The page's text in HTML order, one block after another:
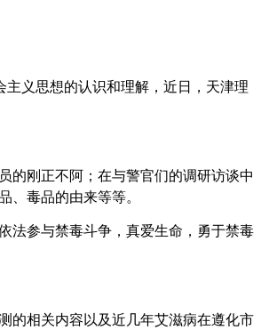
义思想的认识和理解，近日，天津理
刚正不阿；在与警官们的调研访谈中
毒品的由来等等。
参与禁毒斗争，真爱生命，勇于禁毒
相关内容以及近几年艾滋病在遵化市